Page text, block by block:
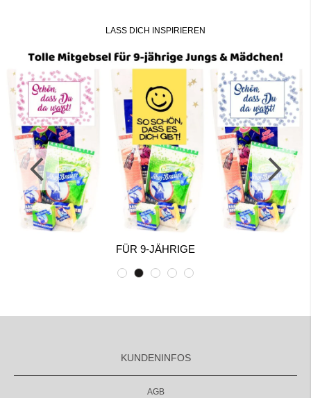
LASS DICH INSPIRIEREN
FÜR 9-JÄHRIGE
KUNDENINFOS
AGB